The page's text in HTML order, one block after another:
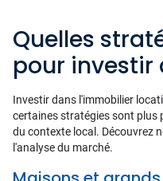
Quelles
pour investir
Investir dans l'immobilier
certaines stratégies sont plus
du contexte local. Découvrez
l'analyse du marché.